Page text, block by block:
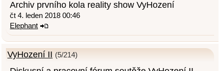
Archiv prvního kola reality show VyHození
čt 4. leden 2018 00:46
Elephant
VyHození II (5/214)